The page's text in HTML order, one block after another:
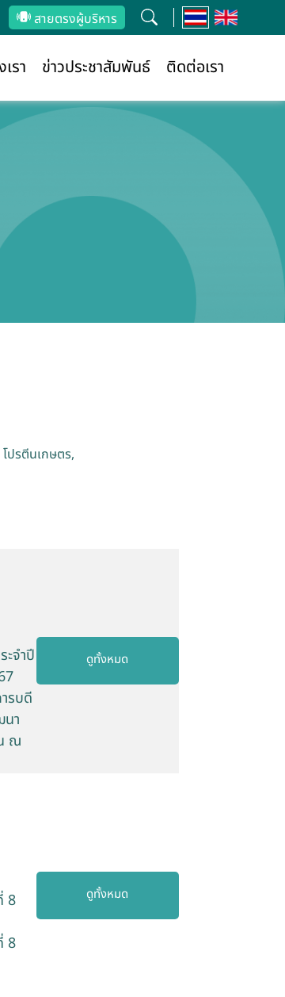
สายตรงผู้บริหาร
รา ข่าวประชาสัมพันธ์ ติดต่อเรา
โปรตีนเกษตร
จำปี
รบดี
นา
ณ
ดูทั้งหมด
8
8
ดูทั้งหมด